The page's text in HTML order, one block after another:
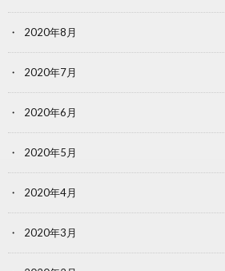
2020年8月
2020年7月
2020年6月
2020年5月
2020年4月
2020年3月